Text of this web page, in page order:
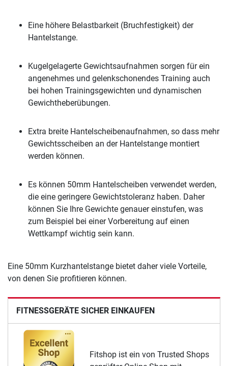
FITNESSGERÄTE SICHER EINKAUFEN
Fitshop ist ein von Trusted Shops
Eine höhere Belastbarkeit (Bruchfestigkeit) der
Hantelstange.
Kugelgelagerte Gewichtsaufnahmen sorgen für ein
angenehmes und gelenkschonendes Training auch
bei hohen Trainingsgewichten und dynamischen
Gewichtheberübungen.
Extra breite Hantelscheibenaufnahmen, so dass mehr
Gewichtsscheiben an der Hantelstange montiert
werden können.
Es können 50mm Hantelscheiben verwendet werden,
die eine geringere Gewichtstoleranz haben. Daher
können Sie Ihre Gewichte genauer einstufen, was
zum Beispiel bei einer Vorbereitung auf einen
Wettkampf wichtig sein kann.
Eine 50mm Kurzhantelstange bietet daher viele Vorteile,
von denen Sie profitieren können.